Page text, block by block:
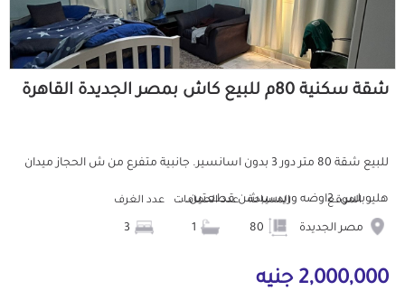
شقة سكنية 80م للبيع كاش بمصر الجديدة القاهرة
للبيع شقة 80 متر دور 3 بدون اسانسير. جانبية متفرع من ش الحجاز ميدان
هليوبلس. 2اوضه وريسيبشن قطعتين...
الموقع
مصر الجديدة
المساحة عدد الحمامات عدد الغرف
2,000,000 جنيه